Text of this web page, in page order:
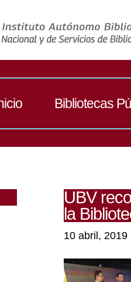
Bibliotecas
UBV
la
10 abril, 2019